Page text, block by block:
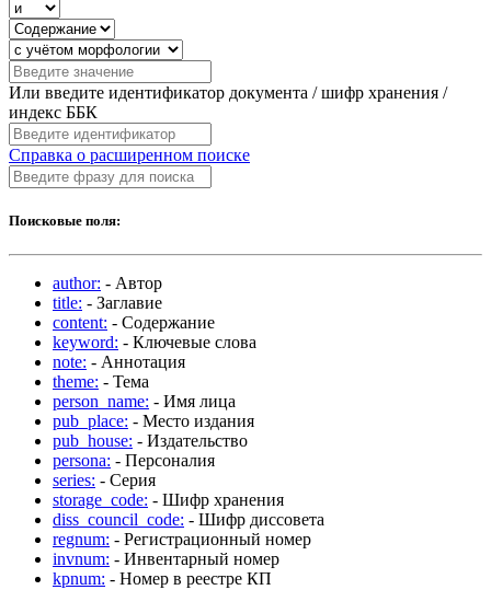
Или введите идентификатор документа / шифр хранения /
индекс ББК
Справка о расширенном поиске
Поисковые поля:
author: - Автор
title: - Заглавие
content: - Содержание
keyword: - Ключевые слова
note: - Аннотация
theme: - Тема
person_name: - Имя лица
pub_place: - Место издания
pub_house: - Издательство
persona: - Персоналия
series: - Серия
storage_code: - Шифр хранения
diss_council_code: - Шифр диссовета
regnum: - Регистрационный номер
invnum: - Инвентарный номер
kpnum: - Номер в реестре КП